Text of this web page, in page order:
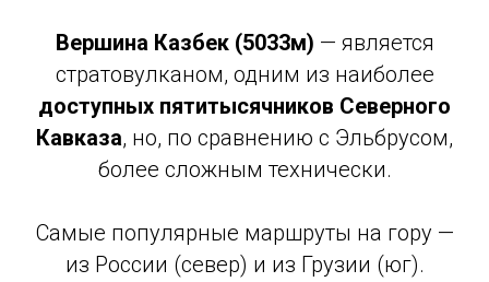
Вершина Казбек (5033м) — является
стратовулканом, одним из наиболее
доступных пятитысячников Северного
Кавказа, но, по сравнению с Эльбрусом,
более сложным технически.
Самые популярные маршруты на гору —
из России (север) и из Грузии (юг).